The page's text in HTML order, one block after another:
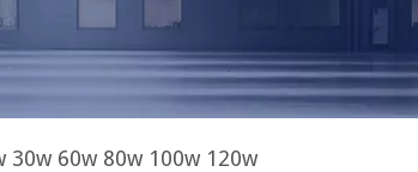
30w 60w 80w 100w 120w